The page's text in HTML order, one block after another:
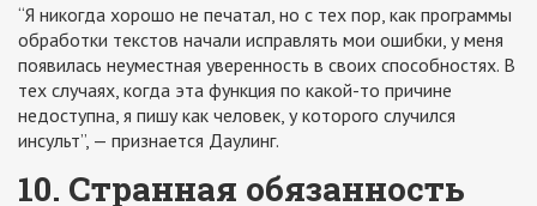
“Я никогда хорошо не печатал, но с тех пор, как программы
обработки текстов начали исправлять мои ошибки, у меня
появилась неуместная уверенность в своих способностях. В
тех случаях, когда эта функция по какой-то причине
недоступна, я пишу как человек, у которого случился
инсульт”, — признается Даулинг.
10. Странная обязанность